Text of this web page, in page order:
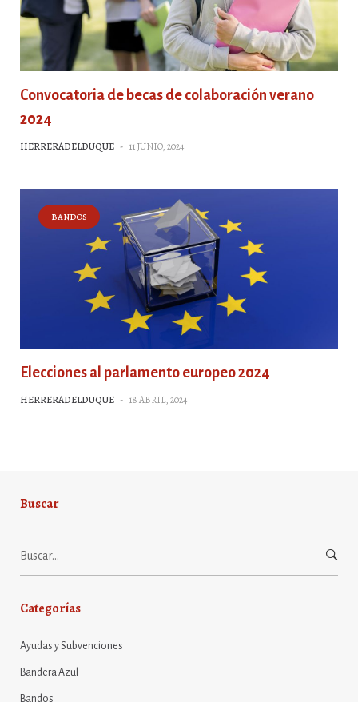
Convocatoria de becas de colaboración verano
2024
HERRERADELDUQUE - 11 JUNIO, 2024
BANDOS
Elecciones al parlamento europeo 2024
HERRERADELDUQUE - 18 ABRIL, 2024
Buscar
Categorías
Ayudas y Subvenciones
Bandera Azul
Bandos